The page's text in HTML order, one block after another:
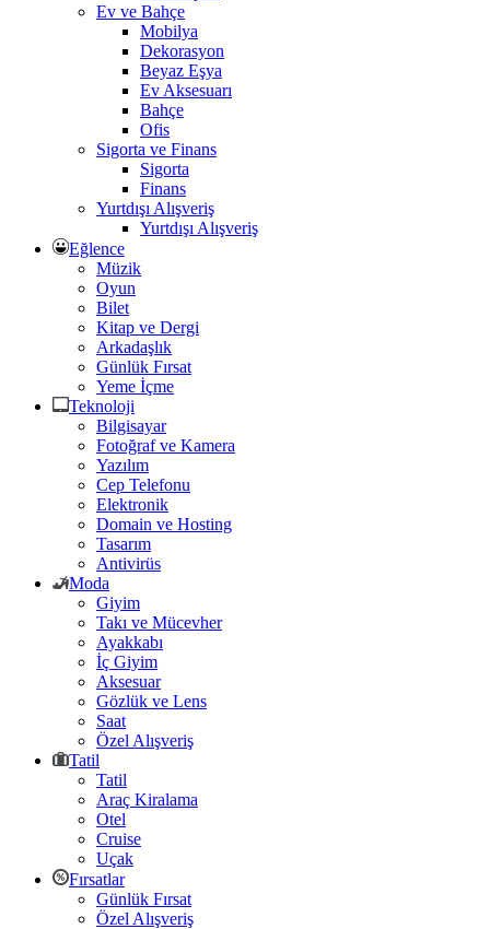
Ev ve Bahçe
Mobilya
Dekorasyon
Beyaz Eşya
Ev Aksesuarı
Bahçe
Ofis
Sigorta ve Finans
Sigorta
Finans
Yurtdışı Alışveriş
Yurtdışı Alışveriş
Eğlence
Müzik
Oyun
Bilet
Kitap ve Dergi
Arkadaşlık
Günlük Fırsat
Yeme İçme
Teknoloji
Bilgisayar
Fotoğraf ve Kamera
Yazılım
Cep Telefonu
Elektronik
Domain ve Hosting
Tasarım
Antivirüs
Moda
Giyim
Takı ve Mücevher
Ayakkabı
İç Giyim
Aksesuar
Gözlük ve Lens
Saat
Özel Alışveriş
Tatil
Tatil
Araç Kiralama
Otel
Cruise
Uçak
Fırsatlar
Günlük Fırsat
Özel Alışveriş